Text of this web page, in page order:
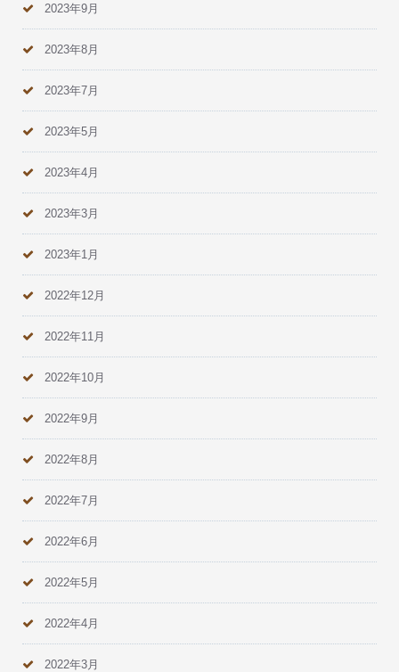
2023年9月
2023年8月
2023年7月
2023年5月
2023年4月
2023年3月
2023年1月
2022年12月
2022年11月
2022年10月
2022年9月
2022年8月
2022年7月
2022年6月
2022年5月
2022年4月
2022年3月